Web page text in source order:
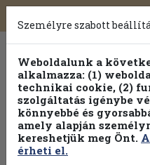
Toggle
navigation
Válogasson
Hobbi
Személyre szabott
Weboldalunk a
alkalmazza: (1)
technikai cookie, (2)
szolgáltatás igénybe
könnyebbé és
amely alapján
kereshetjük meg Önt.
érheti el.